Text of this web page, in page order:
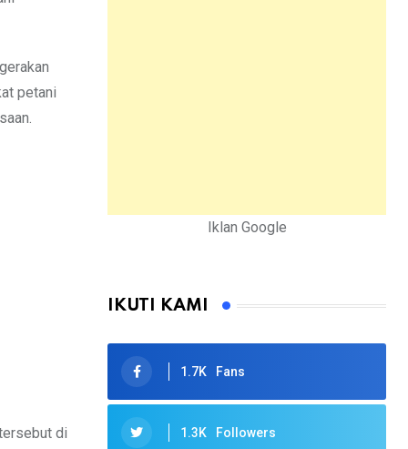
petani
di
Iklan Google
IKUTI KAMI
1.7K Fans
1.3K Followers